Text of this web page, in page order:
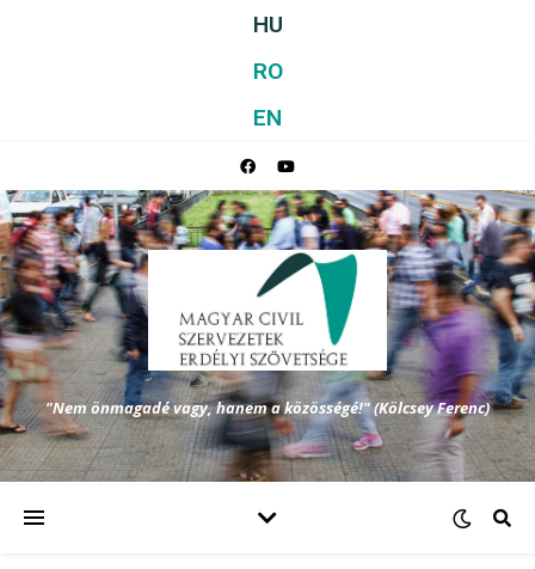
HU
RO
EN
"Nem önmagadé vagy, hanem a közösségé!" (Kölcsey Ferenc)